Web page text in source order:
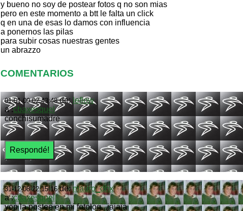
y bueno no soy de postear fotos q no son mias
pero en este momento a btt le falta un click
q en una de esas lo damos con influencia
a ponernos las pilas
para subir cosas nuestras gentes
un abrazzo
COMENTARIOS
01-01-09 02:43:48de:leflow
a :cbaxesquel
conchisumadre
31-12-08 22:15:16de:mauro_dhx
a :cbaxesquel
yop la postee en mi fotolog...jajaja